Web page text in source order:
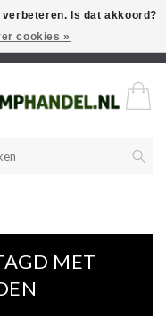
zoekt en deze niet kan
contact op!
MET
Is dat akkoord?
cookies »